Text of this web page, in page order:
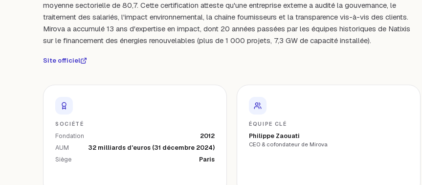
moyenne sectorielle de 80,7. Cette certification atteste qu'une entreprise externe a audité la gouvernance, le
traitement des salariés, l'impact environnemental, la chaîne fournisseurs et la transparence vis-à-vis des clients.
Mirova a accumulé 13 ans d'expertise en impact, dont 20 années passées par les équipes historiques de Natixis
sur le financement des énergies renouvelables (plus de 1 000 projets, 7,3 GW de capacité installée).
Site officiel
SOCIÉTÉ
Fondation
2012
AUM
32 milliards d'euros (31 décembre 2024)
Siège
Paris
ÉQUIPE CLÉ
Philippe Zaouati
CEO & cofondateur de Mirova